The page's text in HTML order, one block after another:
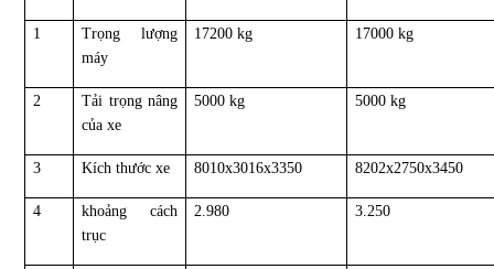
1
Trọng lượng
máy
17200 kg 17000 kg
2
Tải trọng nâng
của xe
5000 kg 5000 kg
3 Kích thước xe 8010x3016x3350 8202x2750x3450
4
khoảng cách
trục
2.980 3.250